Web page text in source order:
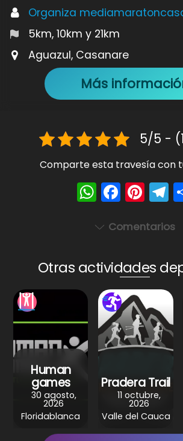
Organiza
5km, 10km y 21km
Aguazul, Casanare
Más
5/5 -
Comparte esta travesía con
W
h
a
A
p
p
F
a
c
b
o
o
k
Pi
nt
er
st
T
e
Comentarios
Otras actividades
Human
games
30 agosto,
2026
Floridablanca
Pradera Trail
11 octubre,
2026
Valle del Cauca